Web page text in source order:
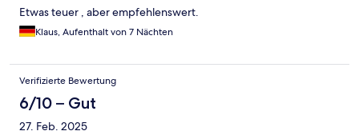
Etwas teuer , aber empfehlenswert.
Klaus, Aufenthalt von 7 Nächten
Verifizierte Bewertung
6/10 – Gut
27. Feb. 2025